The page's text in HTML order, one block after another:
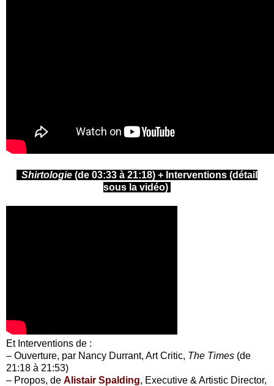
Shirtologie (de 03:33 à 21:18) + Interventions (détail
sous la vidéo)
Et Interventions de :
– Ouverture, par Nancy Durrant, Art Critic, The Times (de
21:18 à 21:53)
– Propos, de Alistair Spalding, Executive & Artistic Director,